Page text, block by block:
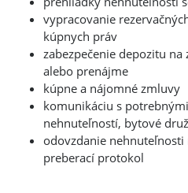
vypracovanie
kúpnych práv
zabezpečenie depozitu
alebo prenájme
kúpne a nájomné zmluvy
komunikáciu s
nehnuteľností, bytové
odovzdanie
preberací protokol